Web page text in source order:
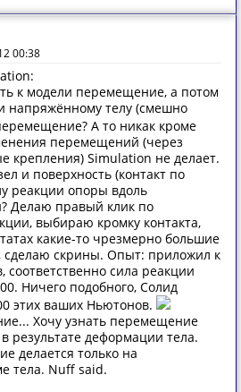
00:38
к модели перемещение, а потом
напряжённому телу (смешно
А то никак кроме
перемещений (через
Simulation не делает.
и поверхность (контакт по
реакции опоры вдоль
Делаю правый клик по
выбираю кромку контакта,
какие-то чрезмерно большие
сделаю скрины. Опыт: приложил к
сила реакции
Ничего подобного, Солид
этих ваших Ньютонов.
Хочу узнать перемещение
результате деформации тела.
делается только на
тела. Nuff said.